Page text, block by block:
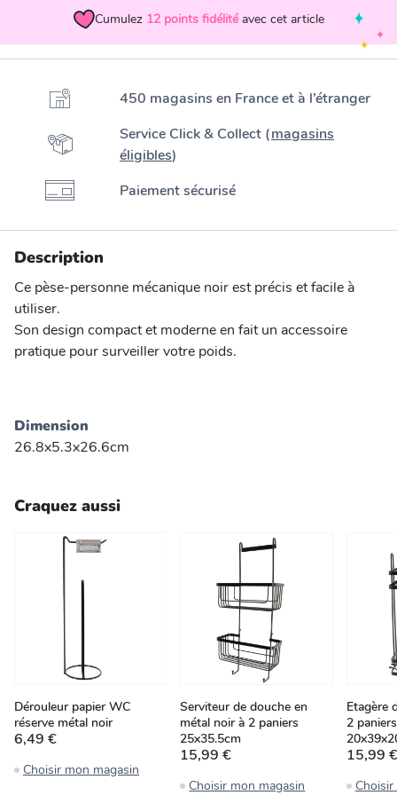
Cumulez 12 points fidélité avec cet article
450 magasins en France et à l’étranger
Service Click & Collect (magasins
éligibles)
Paiement sécurisé
Description
Ce pèse-personne mécanique noir est précis et facile à
utiliser.
Son design compact et moderne en fait un accessoire
pratique pour surveiller votre poids.
Dimension
26.8x5.3x26.6cm
Craquez aussi
Dérouleur papier WC
réserve métal noir
6,49 €
Choisir mon magasin
Serviteur de douche en
métal noir à 2 paniers
25x35.5cm
15,99 €
Choisir mon magasin
Etagère
2
15,99 €